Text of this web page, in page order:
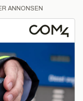
ANNONSEN